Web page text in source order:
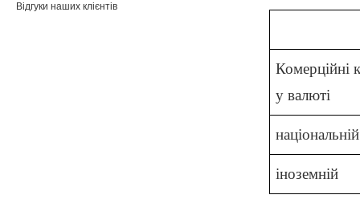
Відгуки наших клієнтів
Комерційні
у валюті
національній
іноземній